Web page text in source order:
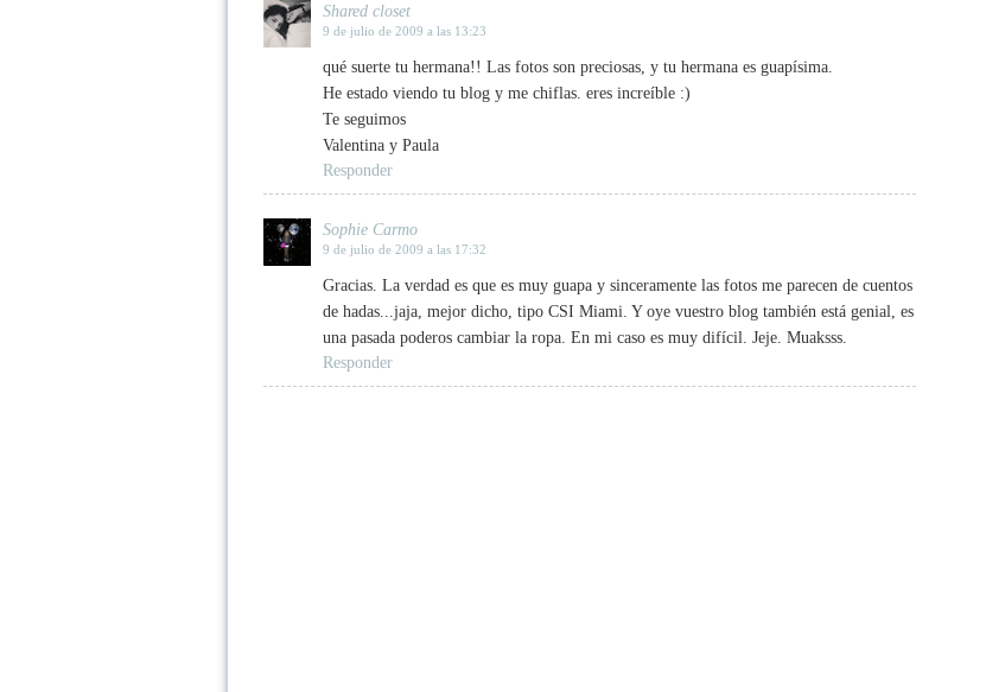
Shared closet
9 de julio de 2009 a las 13:23
qué suerte tu hermana!! Las fotos son preciosas, y tu hermana es guapísima.
He estado viendo tu blog y me chiflas. eres increíble :)
Te seguimos
Valentina y Paula
Responder
Sophie Carmo
9 de julio de 2009 a las 17:32
Gracias. La verdad es que es muy guapa y sinceramente las fotos me parecen de cuentos
de hadas...jaja, mejor dicho, tipo CSI Miami. Y oye vuestro blog también está genial, es
una pasada poderos cambiar la ropa. En mi caso es muy difícil. Jeje. Muaksss.
Responder